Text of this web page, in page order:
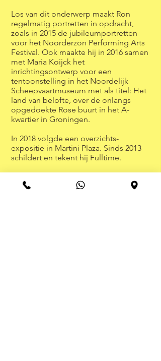
Los van dit onderwerp maakt Ron
regelmatig portretten in opdracht,
zoals in 2015 de jubileumportretten
voor het Noorderzon Performing Arts
Festival. Ook maakte hij in 2016 samen
met Maria Koijck het
inrichtingsontwerp voor een
tentoonstelling in het Noordelijk
Scheepvaartmuseum met als titel: Het
land van belofte, over de onlangs
opgedoekte Rose buurt in het A-
kwartier in Groningen.
In 2018 volgde een overzichts-
expositie in Martini Plaza. Sinds 2013
schildert en tekent hij Fulltime.
met Ron op de Contrabas, regelmatig